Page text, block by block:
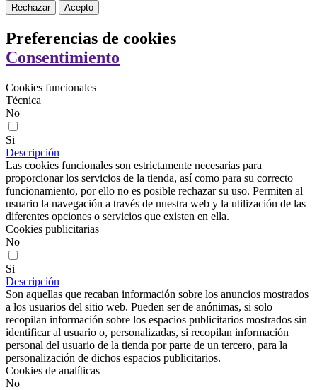
Rechazar Acepto
Preferencias de cookies
Consentimiento
Cookies funcionales
Técnica
No
Si
Descripción
Las cookies funcionales son estrictamente necesarias para
proporcionar los servicios de la tienda, así como para su correcto
funcionamiento, por ello no es posible rechazar su uso. Permiten al
usuario la navegación a través de nuestra web y la utilización de las
diferentes opciones o servicios que existen en ella.
Cookies publicitarias
No
Si
Descripción
Son aquellas que recaban información sobre los anuncios mostrados
a los usuarios del sitio web. Pueden ser de anónimas, si solo
recopilan información sobre los espacios publicitarios mostrados sin
identificar al usuario o, personalizadas, si recopilan información
personal del usuario de la tienda por parte de un tercero, para la
personalización de dichos espacios publicitarios.
Cookies de analíticas
No